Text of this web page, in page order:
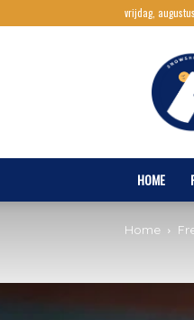
vrijdag,
HOME
Home